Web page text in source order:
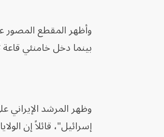
وأظهر المقطع
بينما دخل خامنئي
وظهر المرشد الإيراني
إسرائيل"، قائلاً إن